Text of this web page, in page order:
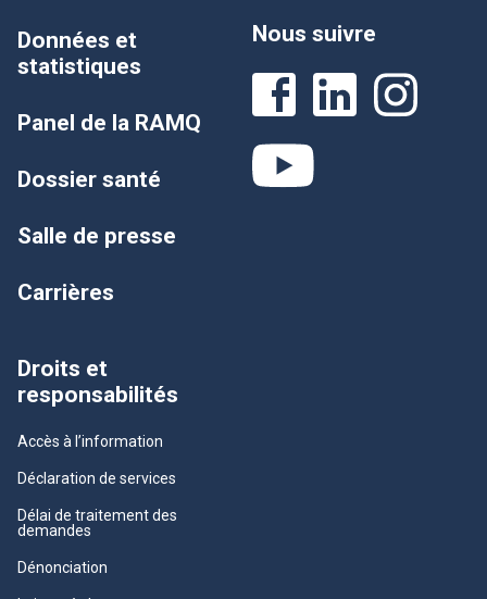
Données et
statistiques
Panel de la RAMQ
Dossier santé
Salle de presse
Carrières
Droits et
responsabilités
Accès à l’information
Déclaration de services
Délai de traitement des
demandes
Dénonciation
Nous suivre